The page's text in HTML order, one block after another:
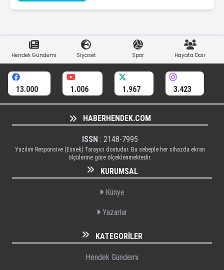
Hendek Gündemi Siyaset Spor Hayata Dair
13.000 1.006 1.967 3.423
HABERHENDEK.COM
ISSN : 2148-7995
Yazılım Responsive (Esnek) Tarayıcı dostudur. Bu sebeple her cihazda ekran
ölçülerine göre ölçeklenmektedir.
KURUMSAL
Künye
Yazarlar
KATEGORILER
Hendek Gündemi